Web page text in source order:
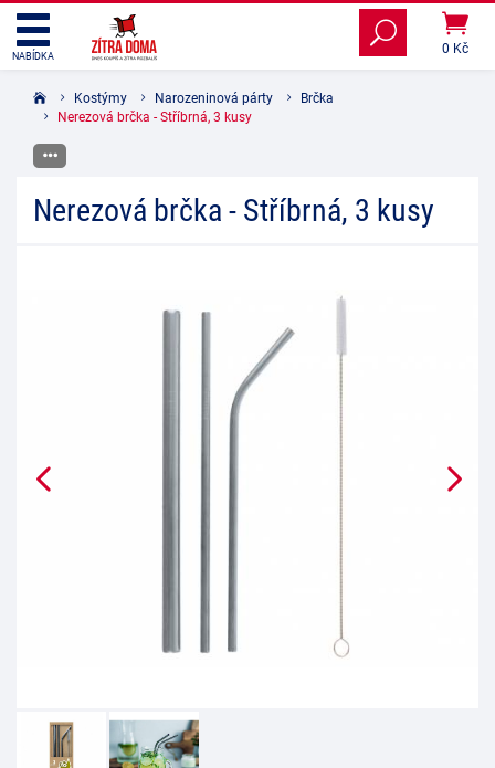
0 Kč
NABÍDKA
Kostýmy Narozeninová párty
Brčka
Nerezová brčka - Stříbrná, 3 kusy
Nerezová brčka - Stříbrná, 3 kusy